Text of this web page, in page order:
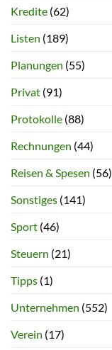
Kredite (62)
Listen (189)
Planungen (55)
Privat (91)
Protokolle (88)
Rechnungen (44)
Reisen & Spesen (56)
Sonstiges (141)
Sport (46)
Steuern (21)
Tipps (1)
Unternehmen (552)
Verein (17)